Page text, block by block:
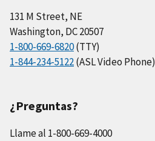
131 M Street, NE
Washington, DC 20507
1-800-669-6820(TTY)
1-844-234-5122(ASL Video Phone)
¿Preguntas?
Llame al 1-800-669-4000